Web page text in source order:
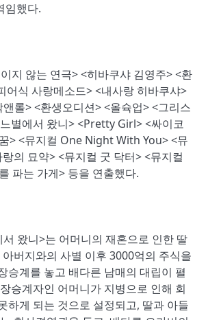
임했다.
지 않는 연극> <히바쿠샤 김영주> <환
어식 사랑메소드> <내사랑 히바쿠샤>
롤> <환생오디션> <올슉업> <그리스
별에서 왔니> <Pretty Girl> <싸이코
> <뮤지컬 One Night With You> <뮤
의 묘약> <뮤지컬 굿 닥터> <뮤지컬
파는 가게> 등을 연출했다.
왔니>는 어머니의 재혼으로 인한 딸
버지와의 사별 이후 3000억의 주식을
승계를 놓고 배다른 남매의 대립이 펼
승계자인 어머니가 지병으로 인해 회
하게 되는 것으로 설정되고, 딸과 아들